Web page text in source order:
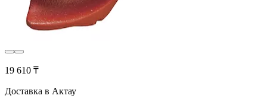
19 610 ₸
Доставка в Актау